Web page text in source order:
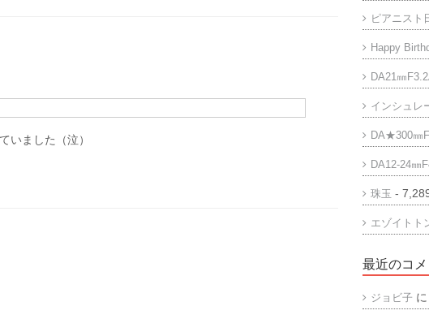
いました（泣）
ピアニスト
Happy
DA21㎜
インシュレ
DA★300㎜
DA12-24㎜
珠玉 -
エゾイトト
最近のコメ
ジョビ子 に